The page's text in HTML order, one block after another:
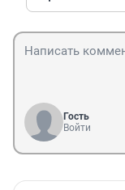
Гость
Войти